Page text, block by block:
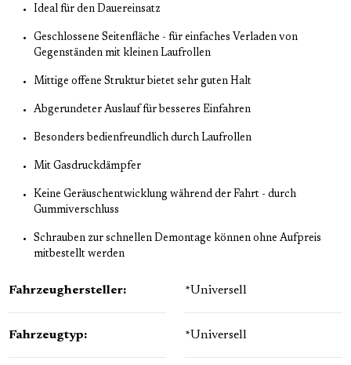
Ideal für den Dauereinsatz
Geschlossene Seitenfläche - für einfaches Verladen von
Gegenständen mit kleinen Laufrollen
Mittige offene Struktur bietet sehr guten Halt
Abgerundeter Auslauf für besseres Einfahren
Besonders bedienfreundlich durch Laufrollen
Mit Gasdruckdämpfer
Keine Geräuschentwicklung während der Fahrt - durch
Gummiverschluss
Schrauben zur schnellen Demontage können ohne Aufpreis
mitbestellt werden
Fahrzeughersteller: *Universell
Fahrzeugtyp: *Universell